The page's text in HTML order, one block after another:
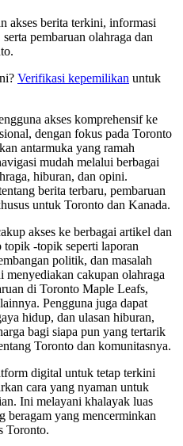
akses berita terkini, informasi
pembaruan olahraga dan
Verifikasi kepemilikan untuk
akses komprehensif ke
dengan fokus pada Toronto
antarmuka yang ramah
mudah melalui berbagai
hiburan, dan opini.
berita terbaru, pembaruan
untuk Toronto dan Kanada.
akses ke berbagai artikel dan
-topik seperti laporan
politik, dan masalah
cakupan olahraga
di Toronto Maple Leafs,
Pengguna juga dapat
hidup, dan ulasan hiburan,
bagi siapa pun yang tertarik
Toronto dan komunitasnya.
digital untuk tetap terkini
cara yang nyaman untuk
Ini melayani khalayak luas
beragam yang mencerminkan
Toronto.